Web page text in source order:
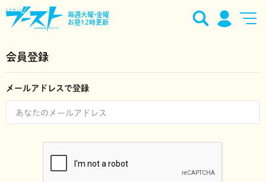
毎週火曜•金曜
お昼12時更新
会員登録
メールアドレスで登録